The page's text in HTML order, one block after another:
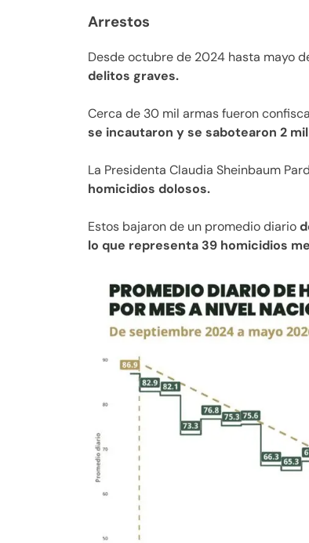
Arrestos
Desde octubre de 2024 hasta mayo
delitos graves.
Cerca de 30 mil armas fueron
se incautaron y se sabotearon 2
La Presidenta Claudia Sheinbaum
homicidios dolosos.
Estos bajaron de un promedio diario
lo que representa 39 homicidios